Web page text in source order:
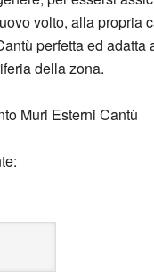
volto, alla propria
perfetta ed adatta
della zona.
Muri Esterni Cantù